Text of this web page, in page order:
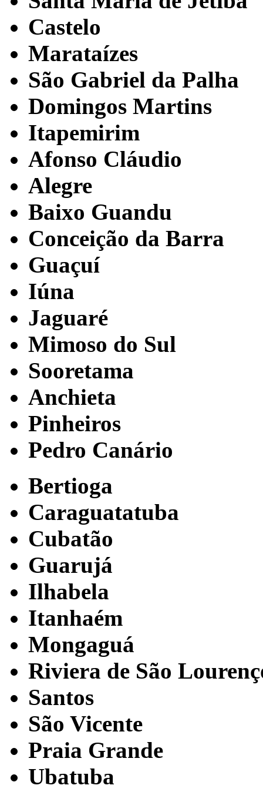
Castelo
Marataízes
São Gabriel da Palha
Domingos Martins
Itapemirim
Afonso Cláudio
Alegre
Baixo Guandu
Conceição da Barra
Guaçuí
Iúna
Jaguaré
Mimoso do Sul
Sooretama
Anchieta
Pinheiros
Pedro Canário
Bertioga
Caraguatatuba
Cubatão
Guarujá
Ilhabela
Itanhaém
Mongaguá
Riviera de São
Santos
São Vicente
Praia Grande
Ubatuba